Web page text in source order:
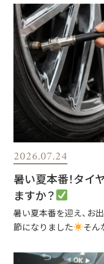
2026.07.24
暑い夏本番！タイ
ますか？
暑い夏本番を迎え、お
節になりました
そん